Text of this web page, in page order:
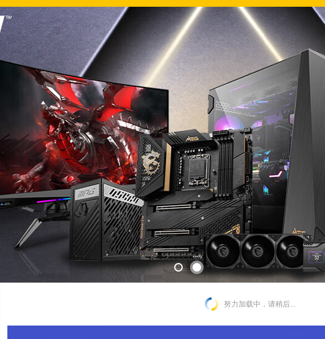
努力加载中，请稍后...